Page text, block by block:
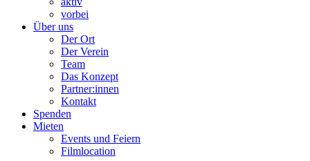
vorbei
Über uns
Der Ort
Der Verein
Team
Das Konzept
Partner:innen
Kontakt
Spenden
Mieten
Events und Feiern
Filmlocation